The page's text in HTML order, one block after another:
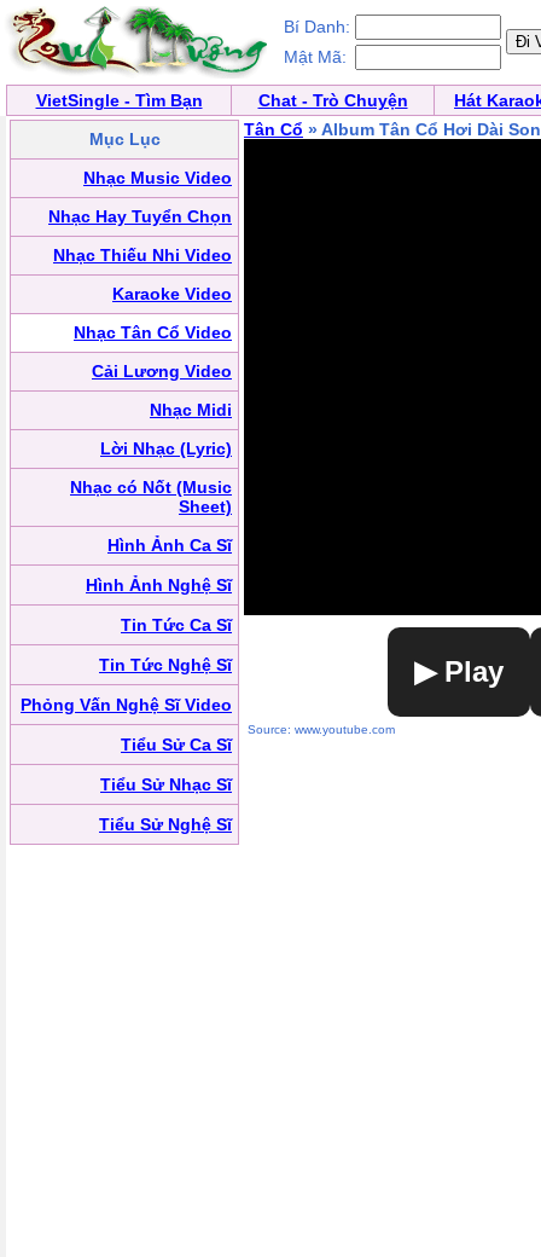
Bí Danh:
Mật Mã:
VietSingle - Tìm Bạn Chat - Trò Chuyện
Hát
Mục Lục
Nhạc Music Video
Nhạc Hay Tuyển Chọn
Nhạc Thiếu Nhi Video
Karaoke Video
Nhạc Tân Cổ Video
Cải Lương Video
Nhạc Midi
Lời Nhạc (Lyric)
Nhạc có Nốt (Music
Sheet)
Hình Ảnh Ca Sĩ
Hình Ảnh Nghệ Sĩ
Tin Tức Ca Sĩ
Tin Tức Nghệ Sĩ
Phỏng Vấn Nghệ Sĩ Video
Tiểu Sử Ca Sĩ
Tiểu Sử Nhạc Sĩ
Tiểu Sử Nghệ Sĩ
Tân Cổ » Album Tân Cổ Hơi Dài
▶ Play
Source: www.youtube.com